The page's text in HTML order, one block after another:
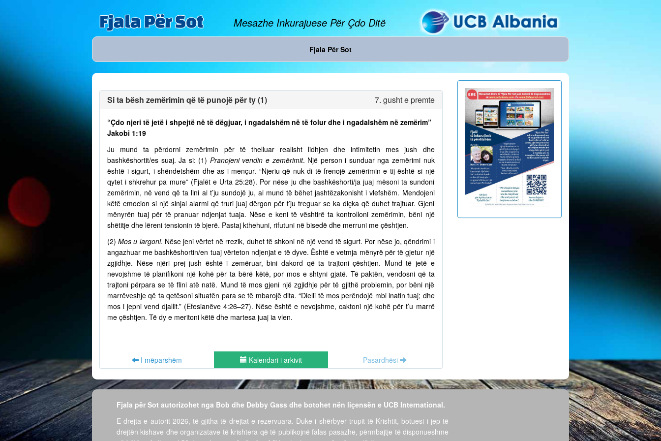
Fjala Për Sot Mesazhe Inkurajuese Për Çdo Ditë
Fjala Për Sot
Si ta bësh zemërimin që të punojë për ty (1) 7. gusht e premte
“Çdo njeri të jetë i shpejtë në të dëgjuar, i ngadalshëm në të folur dhe i ngadalshëm në zemërim”
Jakobi 1:19
Ju mund ta përdorni zemërimin për të thelluar realisht lidhjen dhe intimitetin mes jush dhe
bashkëshortit/es suaj. Ja si: (1) Pranojeni vendin e zemërimit. Një person i sunduar nga zemërimi nuk
është i sigurt, i shëndetshëm dhe as i mençur. “Njeriu që nuk di të frenojë zemërimin e tij është si një
qytet i shkrehur pa mure” (Fjalët e Urta 25:28). Por nëse ju dhe bashkëshorti/ja juaj mësoni ta sundoni
zemërimin, në vend që ta lini ai t’ju sundojë ju, ai mund të bëhet jashtëzakonisht i vlefshëm. Mendojeni
këtë emocion si një sinjal alarmi që truri juaj dërgon për t’ju treguar se ka diçka që duhet trajtuar. Gjeni
mënyrën tuaj për të pranuar ndjenjat tuaja. Nëse e keni të vështirë ta kontrolloni zemërimin, bëni një
shëtitje dhe lëreni tensionin të bjerë. Pastaj kthehuni, rifutuni në bisedë dhe merruni me çështjen.
(2)Mos u largoni. Nëse jeni vërtet në rrezik, duhet të shkoni në një vend të sigurt. Por nëse jo, qëndrimi i
angazhuar me bashkëshortin/en tuaj vërteton ndjenjat e të dyve. Është e vetmja mënyrë për të gjetur një
zgjidhje. Nëse njëri prej jush është i zemëruar, bini dakord që ta trajtoni çështjen. Mund të jetë e
nevojshme të planifikoni një kohë për ta bërë këtë, por mos e shtyni gjatë. Të paktën, vendosni që ta
trajtoni përpara se të flini atë natë. Mund të mos gjeni një zgjidhje për të gjithë problemin, por bëni një
marrëveshje që ta qetësoni situatën para se të mbarojë dita. “Dielli të mos perëndojë mbi inatin tuaj; dhe
mos i jepni vend djallit.” (Efesianëve 4:26–27). Nëse është e nevojshme, caktoni një kohë për t’u marrë
me çështjen. Të dy e meritoni këtë dhe martesa juaj ia vlen.
I mëparshëm Kalendari i arkivit Pasardhësi
Fjala për Sot autorizohet nga Bob dhe Debby Gass dhe botohet nën liçensën e UCB International.
E drejta e autorit 2026, të gjitha të drejtat e rezervuara. Duke i shërbyer trupit të Krishtit, botuesi i jep të
drejtën kishave dhe organizatave të krishtera që të publikojnë falas pasazhe, përmbajtje të disponueshme